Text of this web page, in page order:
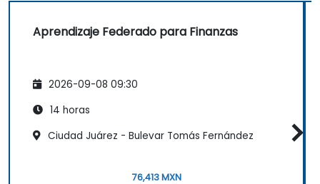
Aprendizaje Federado para Finanzas
2026-09-08 09:30
14 horas
Ciudad Juárez - Bulevar Tomás Fernández
76,413 MXN